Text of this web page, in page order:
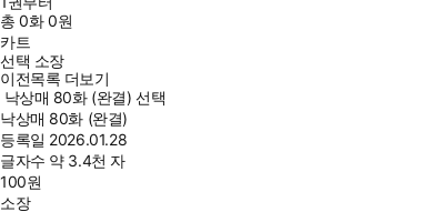
총0화0원
카트
선택 소장
이전목록 더보기
낙상매 80화 (완결) 선택
낙상매 80화 (완결)
등록일 2026.01.28
글자수 약 3.4천 자
100원
소장